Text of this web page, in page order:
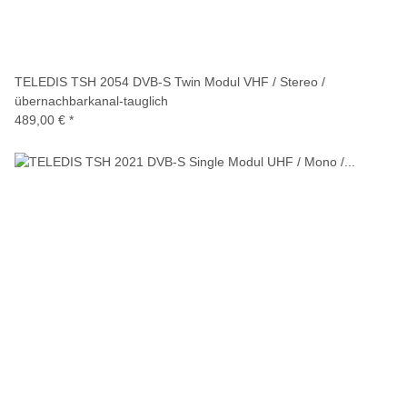
TELEDIS TSH 2054 DVB-S Twin Modul VHF / Stereo /
übernachbarkanal-tauglich
489,00 € *